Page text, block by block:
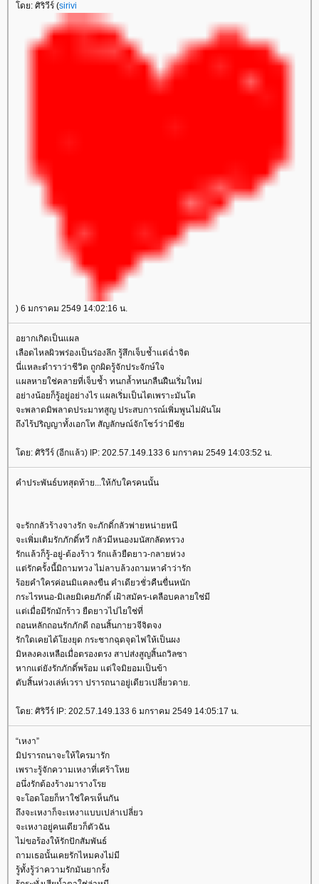
ดย: ศิริวีร์ (sirivi
) 6 มกราคม 2549 14:02:16 น.
อยากเกิดเป็นแผล
เลือดไหลผิวพร่องเป็นร่องลึก รู้สึกเจ็บช้ำแต่ฉ่ำจิต
นี่แหละตำราว่าชีวิต ถูกผิดรู้จักประจักษ์ใจ
ผลหายใช่คลายที่เจ็บช้ำ ทนกล้ำทนกลืนฝืนเริ่มใหม่
อย่างน้อยก็รู้อยู่อย่างไร แผลเริ่มเป็นไตเพราะมันโต
จะพลาดมิพลาดประมาทสูญ ประสบการณ์เพิ่มพูนไม่ผันโผ
ถึงไร้ปริญญาทั้งเอกโท สัญลักษณ์จักโชว์ว่ามีชั
ดย: ศิริวีร์ (อีกแล้ว) IP: 202.57.149.133 6 มกราคม 2549 14:03:52 น.
คำประพันธ์บทสุดท้าย...ให้กับใครคนนั้น
จะรักกลัวร้างจางรัก จะภักดิ์กลัวพ่ายหน่ายหนี
จะเพิ่มเติมรักภักดิ์ทวี กลัวมีหนองมนัสกลัดทรวง
รักแล้วก็รู้-อยู่-ต้องร้าว รักแล้วยืดยาว-กลายห่วง
ต่รักครั้งนี้มิถามทวง ไม่ลาบล้วงถามหาคำว่ารัก
ร้อยคำใครค่อนมิแคลงขืน คำเดียวชั่วคืนขื่นหนัก
กระไรหนอ-มิเลยมิเคยภักดิ์ เฝ้าสมัคร-เคลือบคลายใช่มี
ต่เมื่อมีรักมักร้าว ยืดยาวไปไยใช่ที่
ถอนหลักถอนรักภักดี ถอนสิ้นกายวจีจิตจง
รักใดเคยได้โยงยุด กระชากฉุดจุดไฟให้เป็นผง
มิหลงคงเหลือเมื่อตรองตรง สาปส่งสูญสิ้นถวิลซา
หากแต่ยังรักภักดิ์พร้อม แต่ใจมิยอมเป็นข้า
ดับสิ้นห่วงเล่ห์เวรา ปรารถนาอยู่เดียวเปลี่ยวดาย.
ดย: ศิริวีร์ IP: 202.57.149.133 6 มกราคม 2549 14:05:17 น.
“เหงา”
มิปรารถนาจะให้ใครมารัก
เพราะรู้จักความเหงาที่เศร้าโห
อนึ่งรักต้องร้างมารางโร
จะโอดโอยก็หาใช่ใครเห็นกัน
ถึงจะเหงาก็จะเหงาแบบเปล่าเปลี่ยว
จะเหงาอยู่คนเดียวก็ตัวฉัน
ไม่ขอร้องให้รักปักสัมพันธ์
ถามเธอนั้นเคยรักไหมคงไม่มี
รู้ทั้งรู้ว่าความรักมันยากรั้ง